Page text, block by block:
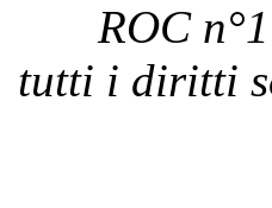
ROC
tutti i diritti